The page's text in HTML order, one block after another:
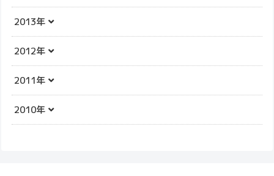
2013年
2012年
2011年
2010年